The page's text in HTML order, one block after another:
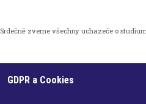
Srdečně zveme všechny uchazeče o
GDPR a Cookies